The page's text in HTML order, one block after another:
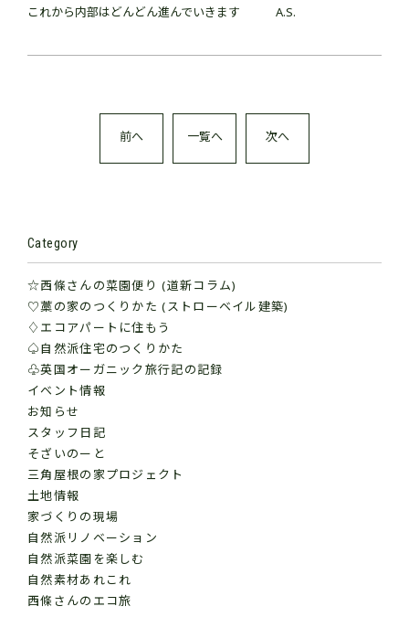
これから内部はどんどん進んでいきます A.S.
前へ 一覧へ 次へ
Category
☆西條さんの菜園便り (道新コラム)
♡藁の家のつくりかた (ストローベイル建築)
♢エコアパートに住もう
♤自然派住宅のつくりかた
♧英国オーガニック旅行記の記録
イベント情報
お知らせ
スタッフ日記
そざいのーと
三角屋根の家プロジェクト
土地情報
家づくりの現場
自然派リノベーション
自然派菜園を楽しむ
自然素材あれこれ
西條さんのエコ旅